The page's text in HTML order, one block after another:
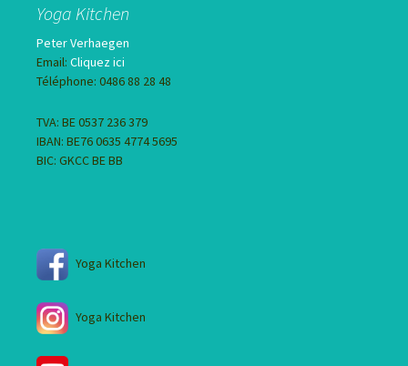
Yoga Kitchen
Peter Verhaegen
Email: Cliquez ici
Téléphone: 0486 88 28 48
TVA: BE 0537 236 379
IBAN: BE76 0635 4774 5695
BIC: GKCC BE BB
Yoga Kitchen
Yoga Kitchen